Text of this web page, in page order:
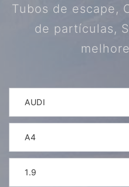
Tubos de escape,
de partículas,
AUDI
A4
1.9